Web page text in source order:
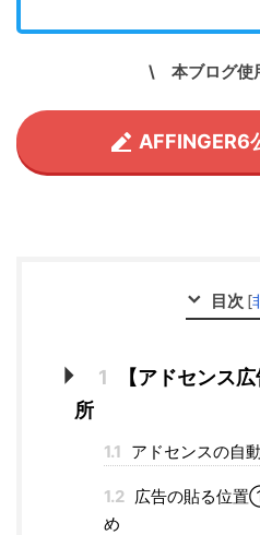
\ 本ブログ使
AFFINGER6
目次 [
1
【アドセンス
所
1.1 アドセンスの自
1.2 広告の貼る位置
め